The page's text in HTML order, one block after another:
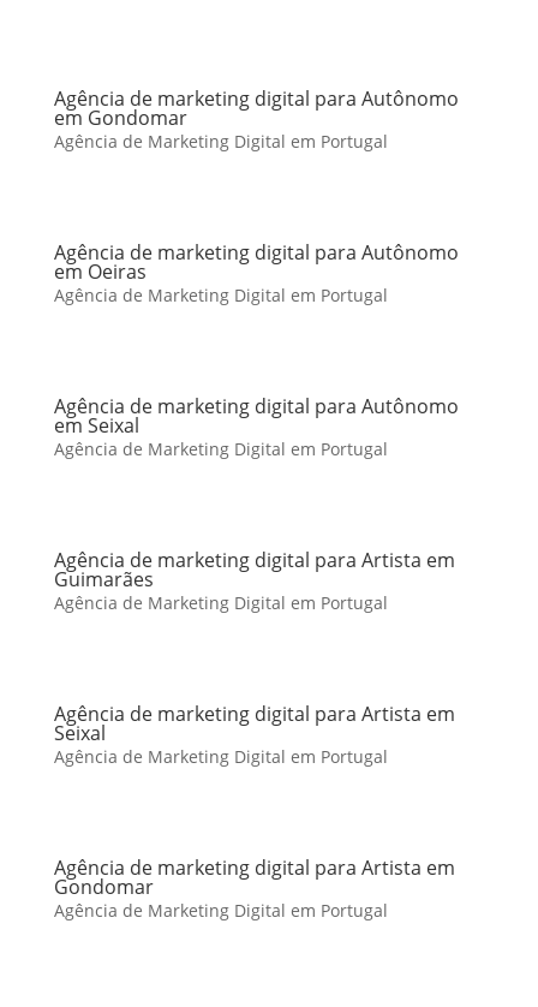
Agência de marketing digital para Autônomo
em Gondomar
Agência de Marketing Digital em Portugal
Agência de marketing digital para Autônomo
em Oeiras
Agência de Marketing Digital em Portugal
Agência de marketing digital para Autônomo
em Seixal
Agência de Marketing Digital em Portugal
Agência de marketing digital para Artista em
Guimarães
Agência de Marketing Digital em Portugal
Agência de marketing digital para Artista em
Seixal
Agência de Marketing Digital em Portugal
Agência de marketing digital para Artista em
Gondomar
Agência de Marketing Digital em Portugal